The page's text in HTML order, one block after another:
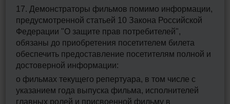
17. Демонстраторы фильмов помимо информации,
предусмотренной статьей 10 Закона Российской
Федерации "О защите прав потребителей",
обязаны до приобретения посетителем билета
обеспечить предоставление посетителям полной и
достоверной информации:
о фильмах текущего репертуара, в том числе с
указанием года выпуска фильма, исполнителей
главных ролей и присвоенной фильму в